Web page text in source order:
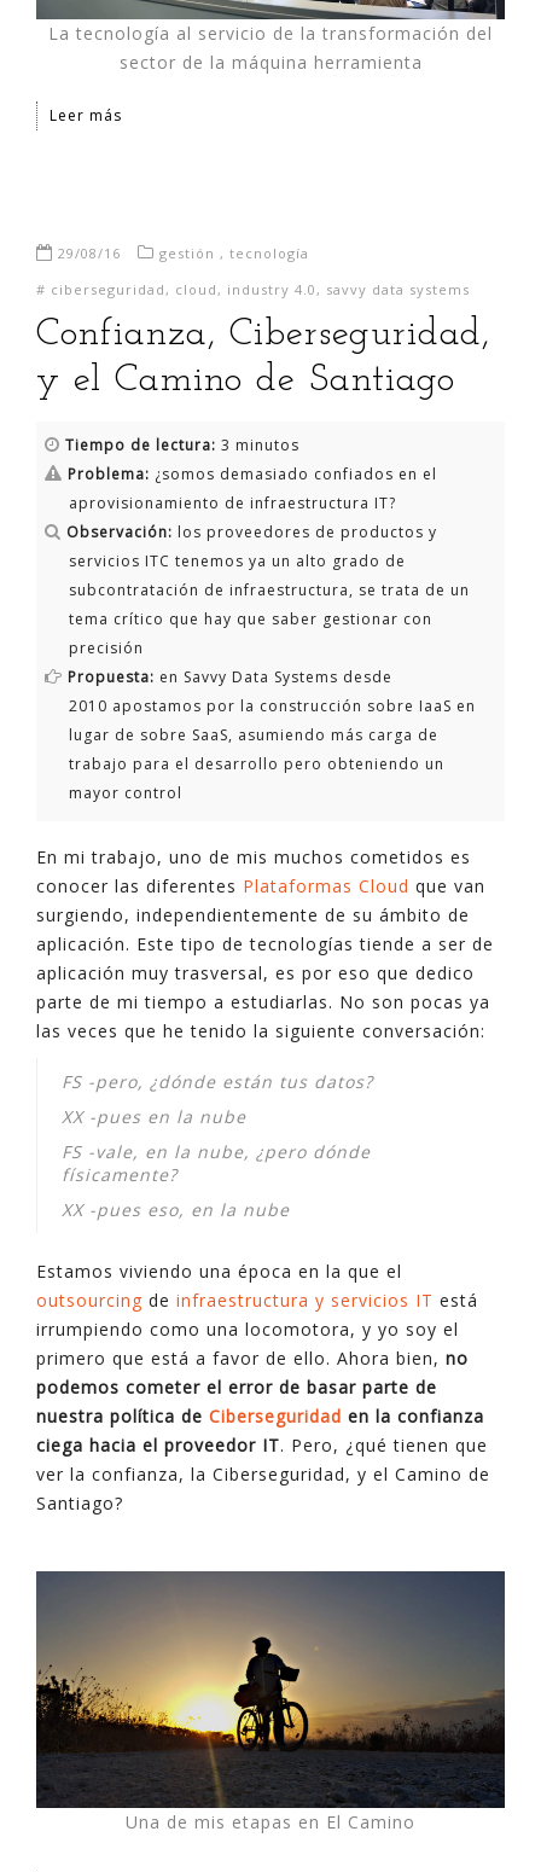
La tecnología al servicio de la transformación del
sector de la máquina herramienta
Leer más
29/08/16 gestión , tecnología
# ciberseguridad , cloud , industry 4.0 , savvy data systems
Confianza, Ciberseguridad,
y el Camino de Santiago
Tiempo de lectura: 3 minutos
Problema: ¿somos demasiado confiados en el
aprovisionamiento de infraestructura IT?
Observación: los proveedores de productos y
servicios ITC tenemos ya un alto grado de
subcontratación de infraestructura, se trata de un
tema crítico que hay que saber gestionar con
precisión
Propuesta: en Savvy Data Systems desde
2010 apostamos por la construcción sobre IaaS en
lugar de sobre SaaS, asumiendo más carga de
trabajo para el desarrollo pero obteniendo un
mayor control
En mi trabajo, uno de mis muchos cometidos es
conocer las diferentes Plataformas Cloud que van
surgiendo, independientemente de su ámbito de
aplicación. Este tipo de tecnologías tiende a ser de
aplicación muy trasversal, es por eso que dedico
parte de mi tiempo a estudiarlas. No son pocas ya
las veces que he tenido la siguiente conversación:
FS -pero, ¿dónde están tus datos?
XX -pues en la nube
FS -vale, en la nube, ¿pero dónde
físicamente?
XX -pues eso, en la nube
Estamos viviendo una época en la que el
outsourcing de infraestructura y servicios IT está
irrumpiendo como una locomotora, y yo soy el
primero que está a favor de ello. Ahora bien, no
podemos cometer el error de basar parte de
nuestra política de Ciberseguridad en la confianza
ciega hacia el proveedor IT. Pero, ¿qué tienen que
ver la confianza, la Ciberseguridad, y el Camino de
Santiago?
Una de mis etapas en El Camino